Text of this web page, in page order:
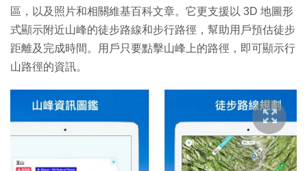
區，以及照片和相關維基百科文章。它更支援以 3D 地圖形
式顯示附近山峰的徒步路線和步行路徑，幫助用戶預估徒步
距離及完成時間。用戶只要點擊山峰上的路徑，即可顯示行
山路徑的資訊。